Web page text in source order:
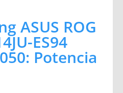
ASUS ROG
ES94
Potencia